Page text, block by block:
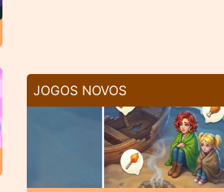
JOGOS NOVOS